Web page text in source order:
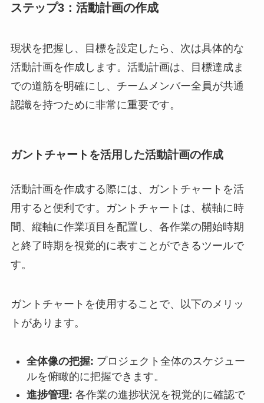
ステップ3：活動計画の作成
現状を把握し、目標を設定したら、次は具体的な
活動計画を作成します。活動計画は、目標達成ま
での道筋を明確にし、チームメンバー全員が共通
認識を持つために非常に重要です。
ガントチャートを活用した活動計画の作成
活動計画を作成する際には、ガントチャートを活
用すると便利です。ガントチャートは、横軸に時
間、縦軸に作業項目を配置し、各作業の開始時期
と終了時期を視覚的に表すことができるツールで
す。
ガントチャートを使用することで、以下のメリッ
トがあります。
全体像の把握: プロジェクト全体のスケジュー
ルを俯瞰的に把握できます。
進捗管理: 各作業の進捗状況を視覚的に確認で